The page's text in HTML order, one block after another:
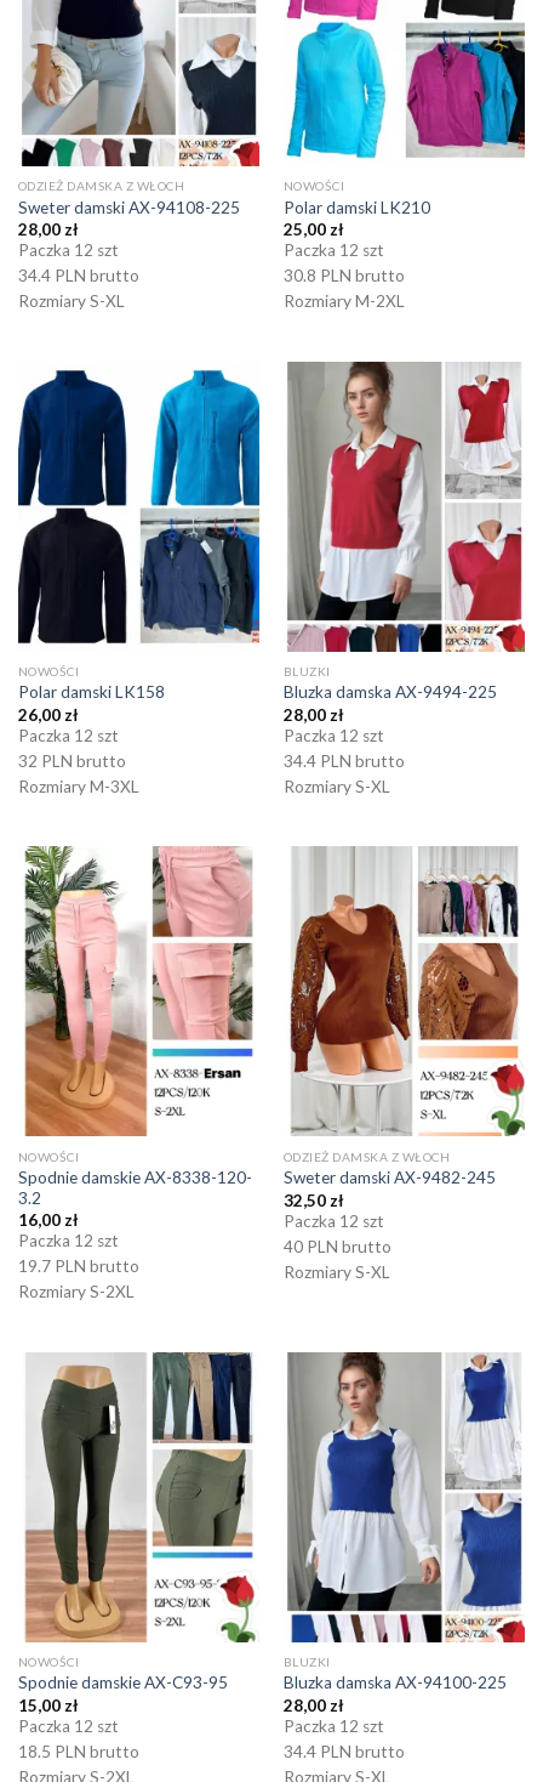
ODZIEŻ DAMSKA Z WŁOCH
Sweter damski AX-94108-225
28,00 zł
Paczka 12 szt
34.4 PLN brutto
Rozmiary S-XL
NOWOŚCI
Polar damski LK210
25,00 zł
Paczka 12 szt
30.8 PLN brutto
Rozmiary M-2XL
NOWOŚCI
Polar damski LK158
26,00 zł
Paczka 12 szt
32 PLN brutto
Rozmiary M-3XL
BLUZKI
Bluzka damska AX-9494-225
28,00 zł
Paczka 12 szt
34.4 PLN brutto
Rozmiary S-XL
NOWOŚCI
Spodnie damskie AX-8338-120-
3.2
16,00 zł
Paczka 12 szt
19.7 PLN brutto
Rozmiary S-2XL
ODZIEŻ DAMSKA Z WŁOCH
Sweter damski AX-9482-245
32,50 zł
Paczka 12 szt
40 PLN brutto
Rozmiary S-XL
NOWOŚCI
Spodnie damskie AX-C93-95
15,00 zł
Paczka 12 szt
18.5 PLN brutto
Rozmiary S-2XL
BLUZKI
Bluzka damska AX-94100-225
28,00 zł
Paczka 12 szt
34.4 PLN brutto
Rozmiary S-XL